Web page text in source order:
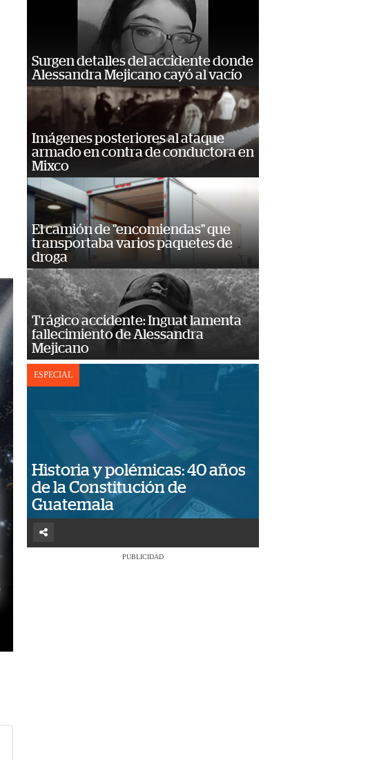
Surgen detalles del accidente donde
Alessandra Mejicano cayó al vacío
Imágenes posteriores al ataque
armado en contra de conductora en
Mixco
El camión de "encomiendas" que
transportaba varios paquetes de
droga
Trágico accidente: Inguat lamenta
fallecimiento de Alessandra
Mejicano
ESPECIAL
Historia y polémicas: 40 años
de la Constitución de
Guatemala
PUBLICIDAD